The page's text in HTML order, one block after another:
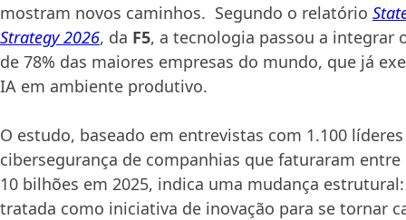
mostram novos caminhos. Segundo o relatório
Strategy 2026, da F5, a tecnologia passou a integrar
de 78% das maiores empresas do mundo, que já
IA em ambiente produtivo.
O estudo, baseado em entrevistas com 1.100
cibersegurança de companhias que faturaram entre
10 bilhões em 2025, indica uma mudança
tratada como iniciativa de inovação para se tornar